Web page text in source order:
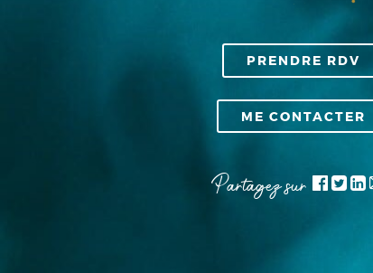
PRENDRE RDV
ME CONTACTER
Partagez sur